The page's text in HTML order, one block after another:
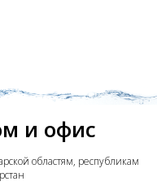
и офис
областям, республикам